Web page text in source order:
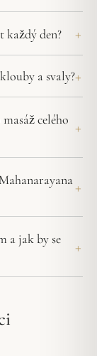
den?
a svaly?
celého
a jak by se